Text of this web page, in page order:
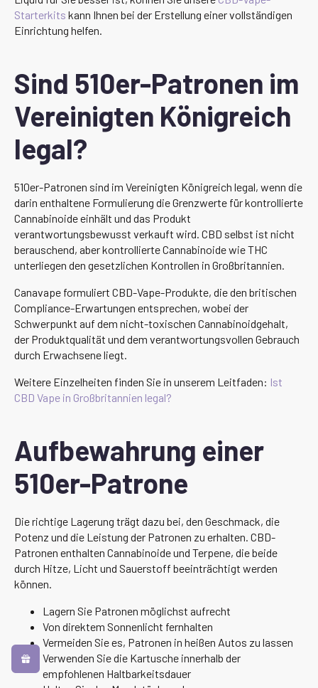
Starterkits kann Ihnen bei der Erstellung einer vollständigen
Einrichtung helfen.
Sind 510er-Patronen im
Vereinigten Königreich
legal?
510er-Patronen sind im Vereinigten Königreich legal, wenn die
darin enthaltene Formulierung die Grenzwerte für kontrollierte
Cannabinoide einhält und das Produkt
verantwortungsbewusst verkauft wird. CBD selbst ist nicht
berauschend, aber kontrollierte Cannabinoide wie THC
unterliegen den gesetzlichen Kontrollen in Großbritannien.
Canavape formuliert CBD-Vape-Produkte, die den britischen
Compliance-Erwartungen entsprechen, wobei der
Schwerpunkt auf dem nicht-toxischen Cannabinoidgehalt,
der Produktqualität und dem verantwortungsvollen Gebrauch
durch Erwachsene liegt.
Weitere Einzelheiten finden Sie in unserem Leitfaden: Ist
CBD Vape in Großbritannien legal?
Aufbewahrung einer
510er-Patrone
Die richtige Lagerung trägt dazu bei, den Geschmack, die
Potenz und die Leistung der Patronen zu erhalten. CBD-
Patronen enthalten Cannabinoide und Terpene, die beide
durch Hitze, Licht und Sauerstoff beeinträchtigt werden
können.
Lagern Sie Patronen möglichst aufrecht
Von direktem Sonnenlicht fernhalten
Vermeiden Sie es, Patronen in heißen Autos zu lassen
Verwenden Sie die Kartusche innerhalb der
empfohlenen Haltbarkeitsdauer